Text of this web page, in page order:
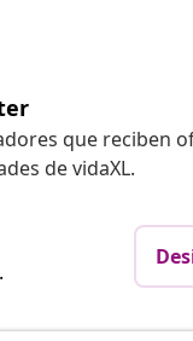
que reciben
de vidaXL.